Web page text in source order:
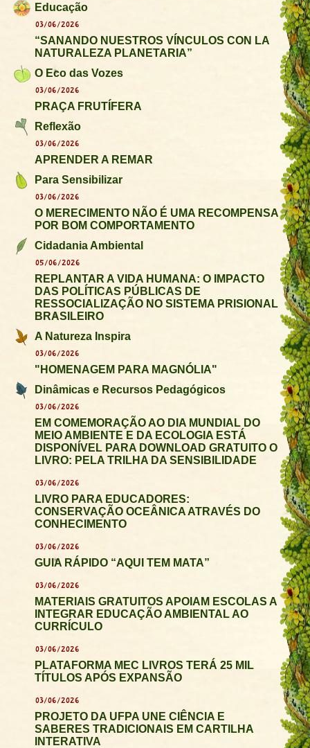
Educação
03/06/2026
“SANANDO NUESTROS VÍNCULOS CON LA
NATURALEZA PLANETARIA”
O Eco das Vozes
03/06/2026
PRAÇA FRUTÍFERA
Reflexão
03/06/2026
APRENDER A REMAR
Para Sensibilizar
03/06/2026
O MERECIMENTO NÃO É UMA RECOMPENSA
POR BOM COMPORTAMENTO
Cidadania Ambiental
05/06/2026
REPLANTAR A VIDA HUMANA: O IMPACTO
DAS POLÍTICAS PÚBLICAS DE
RESSOCIALIZAÇÃO NO SISTEMA PRISIONAL
BRASILEIRO
A Natureza Inspira
03/06/2026
"HOMENAGEM PARA MAGNÓLIA"
Dinâmicas e Recursos Pedagógicos
03/06/2026
EM COMEMORAÇÃO AO DIA MUNDIAL DO
MEIO AMBIENTE E DA ECOLOGIA ESTÁ
DISPONÍVEL PARA DOWNLOAD GRATUITO O
LIVRO: PELA TRILHA DA SENSIBILIDADE
03/06/2026
LIVRO PARA EDUCADORES:
CONSERVAÇÃO OCEÂNICA ATRAVÉS DO
CONHECIMENTO
03/06/2026
GUIA RÁPIDO “AQUI TEM MATA”
03/06/2026
MATERIAIS GRATUITOS APOIAM ESCOLAS A
INTEGRAR EDUCAÇÃO AMBIENTAL AO
CURRÍCULO
03/06/2026
PLATAFORMA MEC LIVROS TERÁ 25 MIL
TÍTULOS APÓS EXPANSÃO
03/06/2026
PROJETO DA UFPA UNE CIÊNCIA E
SABERES TRADICIONAIS EM CARTILHA
INTERATIVA